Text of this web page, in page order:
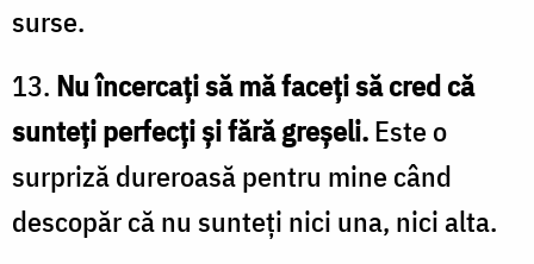
surse.
13. Nu încercați să mă faceți să cred că
sunteți perfecți și fără greșeli.Este o
surpriză dureroasă pentru mine când
descopăr că nu sunteți nici una, nici alta.